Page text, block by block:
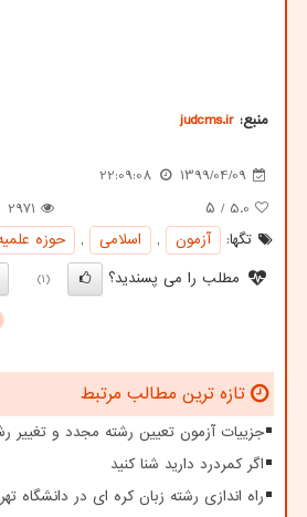
منبع: judcms.ir
1399/04/09
22:09:08
5.0 / ۵
2971
تگها:
آزمون , اسلامی , حوزه
مطلب را می پسندید؟
(1)
تازه ترین مطالب مرتبط
جزییات آزمون تعیین رشته مجدد و تغییر
اگر کمردرد دارید شنا کنید
راه اندازی رشته زبان کره ای در دانشگاه